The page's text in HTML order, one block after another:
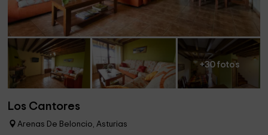
+30 fotos
Los Cantores
Arenas De Beloncio, Asturias